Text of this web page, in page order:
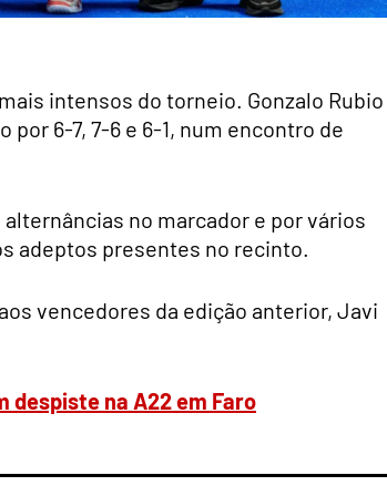
intensos do torneio. Gonzalo
6-7, 7-6 e 6-1, num encontro de
no marcador e por vários
adeptos presentes no recinto.
vencedores da edição anterior, Javi
despiste na A22 em Faro